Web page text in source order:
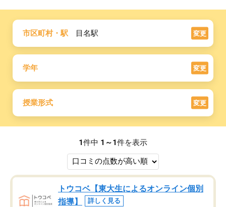
市区町村・駅 目名駅 変更
学年 変更
授業形式 変更
1件中 1～1件を表示
トウコベ【東大生によるオンライン個別
指導】
詳しく見る